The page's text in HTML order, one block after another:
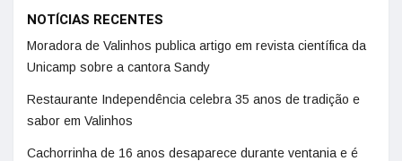
NOTÍCIAS RECENTES
Moradora de Valinhos publica artigo em revista científica da
Unicamp sobre a cantora Sandy
Restaurante Independência celebra 35 anos de tradição e
sabor em Valinhos
Cachorrinha de 16 anos desaparece durante ventania e é